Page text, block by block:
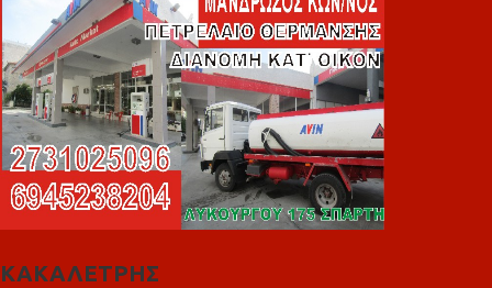
ΚΑΚΑΛΕΤΡΗΣ